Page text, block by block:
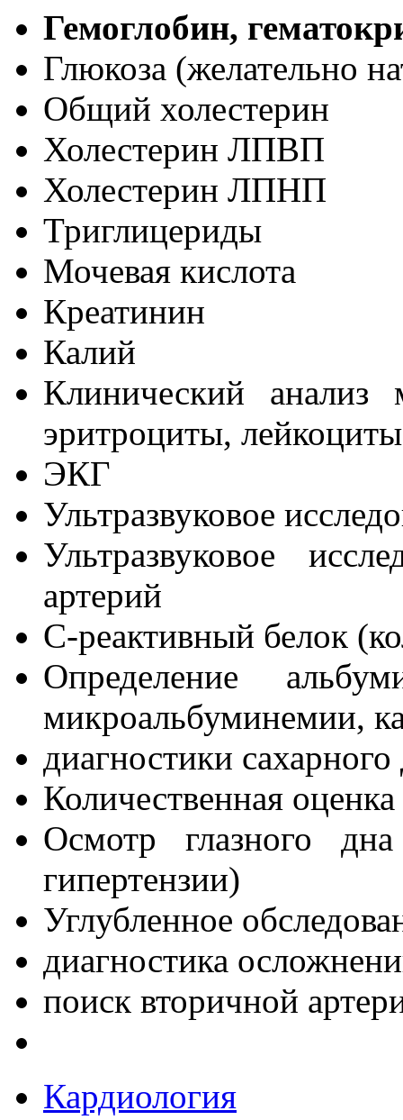
Гемоглобин,
Глюкоза (желательно
Общий холестерин
Холестерин ЛПВП
Холестерин ЛПНП
Триглицериды
Мочевая кислота
Креатинин
Калий
Клинический анализ
эритроциты,
ЭКГ
Ультразвуковое
Ультразвуковое
артерий
С-реактивный белок
Определение
микроальбуминемии,
диагностики сахарного
Количественная
Осмотр глазного
гипертензии)
Углубленное
диагностика
поиск вторичной
Кардиология